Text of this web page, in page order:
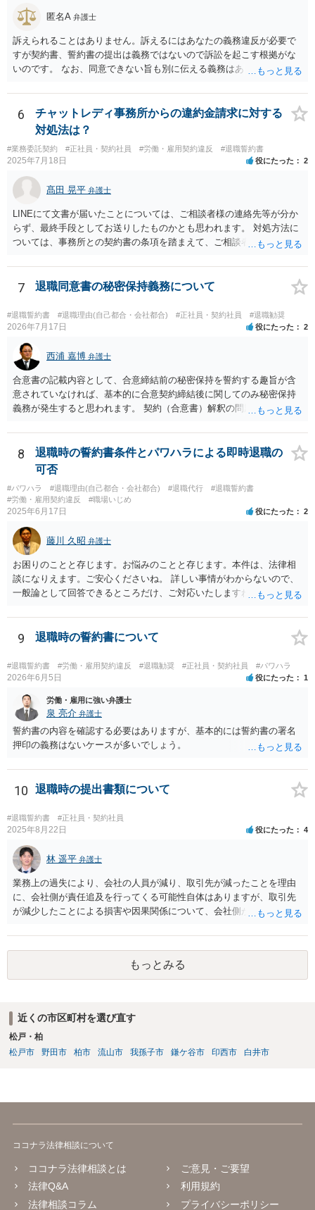
た弁護士に大急ぎで評価してもらい、仮に労働審判に持ち込んだ場合
な資料を提供すれば、①過去のパフォーマンスがかなり悪いので４か
月なら十分、②過去のパフォーマンスに目立った落ち度はないので４
か月は少なすぎる、③過去のパフォーマンスはそれなりに落ち度があ
①ならパッケージ受諾、②ならしっかり交渉、③なら微妙な判断、と
いうところでしょう。
労務提供に付随する便宜と評価されるように思います。
匿名A 弁護士
訴えられることはありません。訴えるにはあなたの義務違反が必要で
すが契約書、誓約書の提出は義務ではないので訴訟を起こす根拠がな
いのです。 なお、同意できない旨も別に伝える義務はありません（伝
ら労基に相談すれば十分と思います。 電話に出ると話の流れで上手く
提出する方向に話をもっていかれるかもしれないので電話も出ないこ
とを勧めます。
6
チャットレディ事務所からの違約金請求に対する
対処法は？
#業務委託契約 #正社員・契約社員 #労働・雇用契約違反 #退職誓約書
2025年7月18日 役にたった 2
髙田 晃平 弁護士
LINEにて文書が届いたことについては、ご相談者様の連絡先等が分か
らず、最終手段としてお送りしたものかとも思われます。 対処方法に
ついては、事務所との契約書の条項を踏まえて、ご相談者様個人で交
ますと、本人での交渉は難儀する可能性があるかと考えられます。 解
決につながるかというところですが、例えば、民事調停で話合いを行
ます。
7 退職同意書の秘密保持義務について
#退職誓約書 #退職理由(自己都合・会社都合) #正社員・契約社員 #退職勧奨
2026年7月17日 役にたった 2
西浦 嘉博 弁護士
合意書の記載内容として、合意締結前の秘密保持を誓約する趣旨が含
意されていなければ、基本的に合意契約締結後に関してのみ秘密保持
義務が発生すると思われます。 契約（合意書）解釈の問題ですので、
場合、最寄りの法律事務所で相談されることを検討ください。
8
退職時の誓約書条件とパワハラによる即時退職の
可否
#パワハラ #退職理由(自己都合・会社都合) #退職代行
#退職誓約書
#労働・雇用契約違反
#職場いじめ
2025年6月17日 役にたった 2
藤川 久昭 弁護士
お困りのことと存じます。お悩みのことと存じます。本件は、法律相
談になりえます。ご安心くださいね。 詳しい事情がわからないので、
一般論として回答できるところだけ、ご対応いたしますね。 １ 期間
です（もめますので避けたいところですが）。 ２ 期間雇用の場合は
「やむをえない事由」が必要です。なければ損害賠償の対象となりえ
ので避けたいところですが・・・）。 ３ 職場のパワーハラスメント
とは、同じ職場で働く者に対し、職務上の地位や人間関係などの職場
痛を与える又は職場環境を悪化させる行為をいいます。本件の言動
が、これらに該当するかどうか、証拠に基づいて、子細な分析と慎重
な対応が必要です。客観的証拠が不可欠です。 ４ 退職後の競業避止
義務については、合意についてすべての効力が発生するわけではない
の自由及び顧客の選択の自由を奪うものであるから、全てを有効と解
トでのやりとりだけでは、正確な回答が難しい案件です。本件は、法
的に正確に分析すべき事案です。素人判断は大いに危険です。 法的責
任をきちんと追及されたい場合には、労働法にかなり詳しく、上記に
関係した法理等にも通じた弁護士等に相談し、法的に正確に分析して
もらい、今後の対応を検討するべきです。弁護士への直接相談が良い
と思います。なぜならば、法的にきちんと解明するために、良い知恵
を得るには必要だからです。良い解決になりますよう祈念しておりま
す。納得のいかないことは徹底的に解明しましょう！ 頑張って下さ
9 退職時の誓約書について
#退職誓約書 #労働・雇用契約違反 #退職勧奨 #正社員・契約社員 #パワハラ
2026年6月5日 役にたった 1
労働・雇用に強い弁護士
泉 亮介 弁護士
誓約書の内容を確認する必要はありますが、基本的には誓約書の署名
押印の義務はないケースが多いでしょう。
10 退職時の提出書類について
#退職誓約書 #正社員・契約社員
2025年8月22日 役にたった 4
林 遥平 弁護士
業務上の過失により、会社の人員が減り、取引先が減ったことを理由
に、会社側が責任追及を行ってくる可能性自体はありますが、取引先
が減少したことによる損害や因果関係について、会社側が立証する義
高いです。 誓約書に、「何かあれば損害賠償をします」という文言が
あると、賠償責任についての会社側の立証のハードルは下がるので、
署名すべきではないということになります。
もっとみる
近くの市区町村を選び直す
松戸・柏
松戸市
野田市 柏市 流山市 我孫子市 鎌ケ谷市 印西市 白井市
ココナラ法律相談について
ココナラ法律相談とは
法律Q&A
法律相談コラム
ご意見・ご要望
利用規約
プライバシーポリシー